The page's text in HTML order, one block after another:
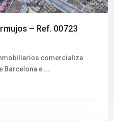
– Ref. 00723
comercializa
Barcelona e ...